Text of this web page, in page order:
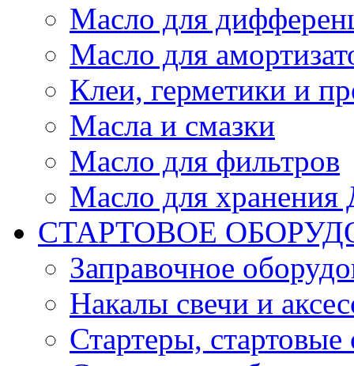
Масло для
Масло для
Клеи, герметики и
Масла и смазки
Масло для фильтров
Масло для
СТАРТОВОЕ
Заправочное
Накалы свечи и
Стартеры, стартовые